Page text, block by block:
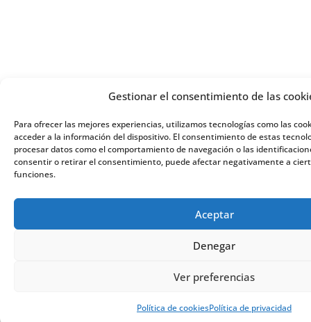
Gestionar el consentimiento de las
Para ofrecer las mejores experiencias, utilizamos tecnologías como las
acceder a la información del dispositivo. El consentimiento de estas
procesar datos como el comportamiento de navegación o las
consentir o retirar el consentimiento, puede afectar negativamente a
funciones.
Aceptar
Denegar
Ver preferencias
Política de cookiesPolítica de privacidad